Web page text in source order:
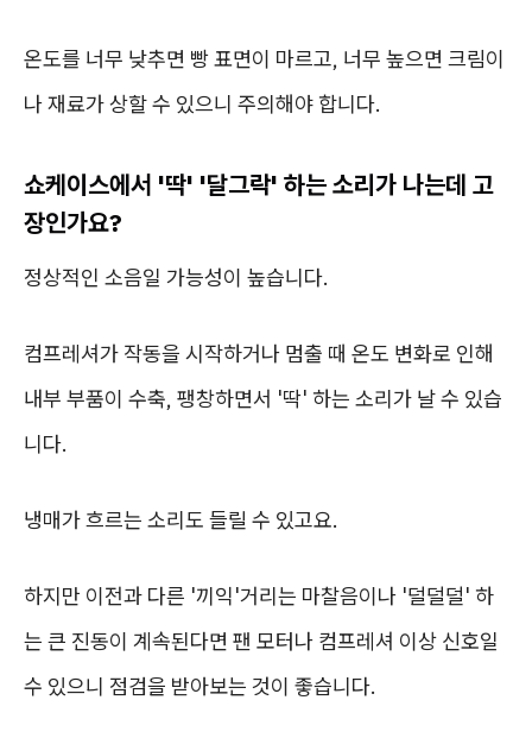
온도를 너무 낮추면 빵 표면이 마르고, 너무 높으면 크림이
나 재료가 상할 수 있으니 주의해야 합니다.
쇼케이스에서 '딱' '달그락' 하는 소리가 나는데 고
장인가요?
정상적인 소음일 가능성이 높습니다.
컴프레셔가 작동을 시작하거나 멈출 때 온도 변화로 인해
내부 부품이 수축, 팽창하면서 '딱' 하는 소리가 날 수 있습
니다.
냉매가 흐르는 소리도 들릴 수 있고요.
하지만 이전과 다른 '끼익'거리는 마찰음이나 '덜덜덜' 하
는 큰 진동이 계속된다면 팬 모터나 컴프레셔 이상 신호일
수 있으니 점검을 받아보는 것이 좋습니다.